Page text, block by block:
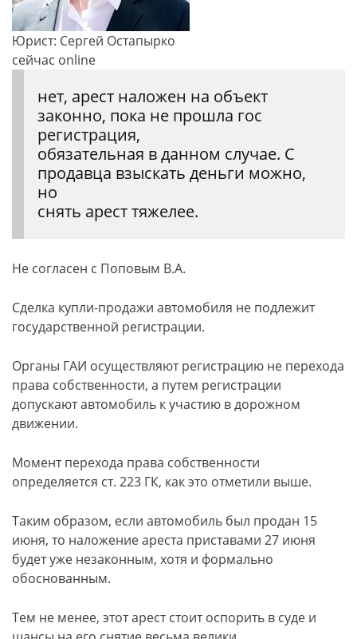
Юрист: Сергей Остапырко
сейчас online
нет, арест наложен на объект
законно, пока не прошла гос
регистрация,
обязательная в данном случае. С
продавца взыскать деньги можно,
но
снять арест тяжелее.
Не согласен с Поповым В.А.
Сделка купли-продажи автомобиля не подлежит
государственной регистрации.
Органы ГАИ осуществляют регистрацию не перехода
права собственности, а путем регистрации
допускают автомобиль к участию в дорожном
движении.
Момент перехода права собственности
определяется ст. 223 ГК, как это отметили выше.
Таким образом, если автомобиль был продан 15
июня, то наложение ареста приставами 27 июня
будет уже незаконным, хотя и формально
обоснованным.
Тем не менее, этот арест стоит оспорить в суде и